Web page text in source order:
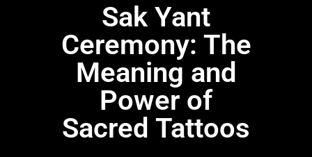
Sak Yant
Ceremony: The
Meaning and
Power of
Sacred Tattoos